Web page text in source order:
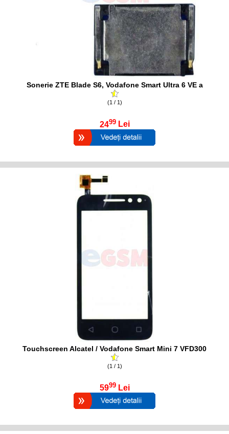
Sonerie ZTE Blade S6, Vodafone Smart Ultra 6 VE a
(1 / 1)
2499 Lei
Touchscreen Alcatel / Vodafone Smart Mini 7 VFD300
(1 / 1)
5999 Lei